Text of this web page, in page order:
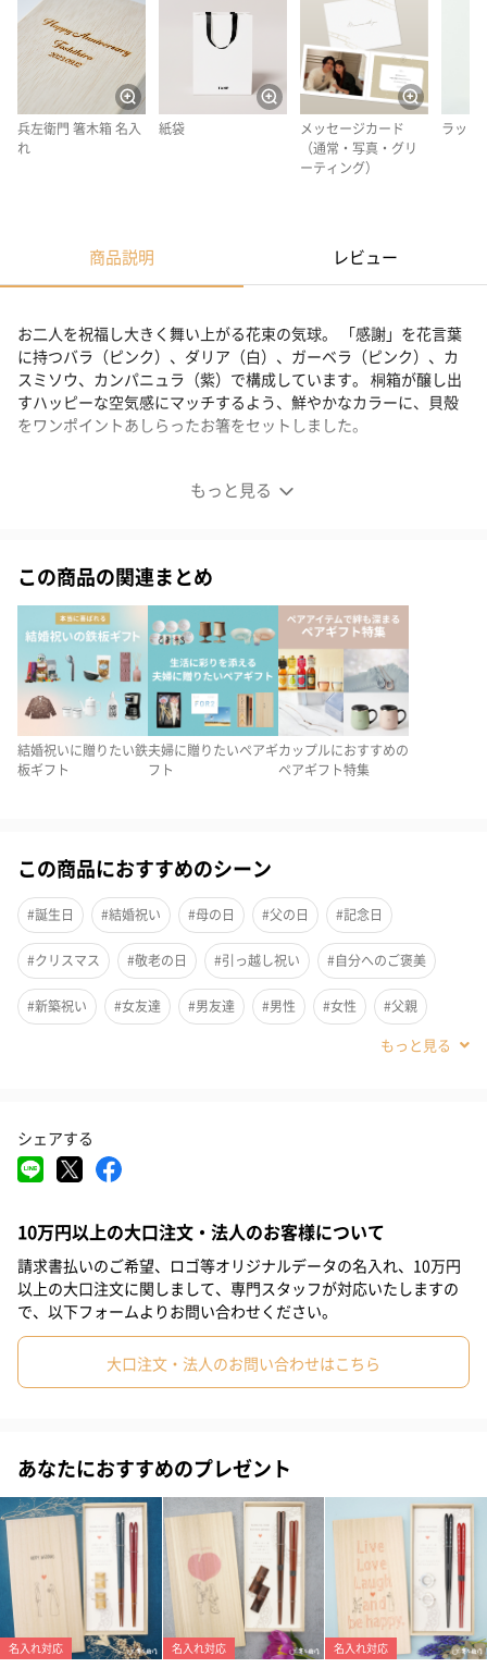
兵左衛門 箸木箱 名入
れ
紙袋
メッセージカード
（通常・写真・グリ
ーティング）
ラッピ
商品説明 レビュー
もっと見る
お二人を祝福し大きく舞い上がる花束の気球。 「感謝」を花言葉
に持つバラ（ピンク）、ダリア（白）、ガーベラ（ピンク）、カ
スミソウ、カンパニュラ（紫）で構成しています。 桐箱が醸し出
すハッピーな空気感にマッチするよう、鮮やかなカラーに、貝殻
をワンポイントあしらったお箸をセットしました。
結婚祝いにぴったりの夫婦箸
お二人を祝福し大きく舞い上がる花束の気球。 「感謝」を花言葉
桐箱が醸し出すハッピーな空気感にマッチするよう、鮮やかなカ
ラーに、貝殻をワンポイントあしらったお箸をセットしました。
中の台紙のメッセージ
Wishing you a future filled with happiness!!
（これからの人生が幸せであふれますように!!）
いつも寄り添って
歩んでいってください
お二人のこれからの人生が
幸せであふれますように
【兵左衛門】
この商品の関連まとめ
結婚祝いに贈りたい鉄
板ギフト
夫婦に贈りたいペアギ
フト
カップルにおすすめの
ペアギフト特集
この商品におすすめのシーン
#誕生日 #結婚祝い #母の日 #父の日 #記念日
#クリスマス #敬老の日 #引っ越し祝い #自分へのご褒美
#新築祝い #女友達 #男友達 #男性 #女性 #父親
#同僚女性
#60代 #70代
シェアする
10万円以上の大口注文・法人のお客様について
請求書払いのご希望、ロゴ等オリジナルデータの名入れ、10万円
以上の大口注文に関しまして、専門スタッフが対応いたしますの
で、以下フォームよりお問い合わせください。
大口注文・法人のお問い合わせはこちら
あなたにおすすめのプレゼント